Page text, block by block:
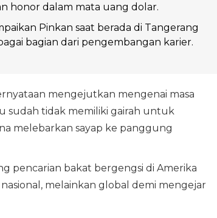
honor dalam mata uang dolar.
Pinkan saat berada di Tangerang
bagian dari pengembangan karier.
mengejutkan mengenai masa
sudah tidak memiliki gairah untuk
melebarkan sayap ke panggung
pencarian bakat bergengsi di Amerika
melainkan global demi mengejar